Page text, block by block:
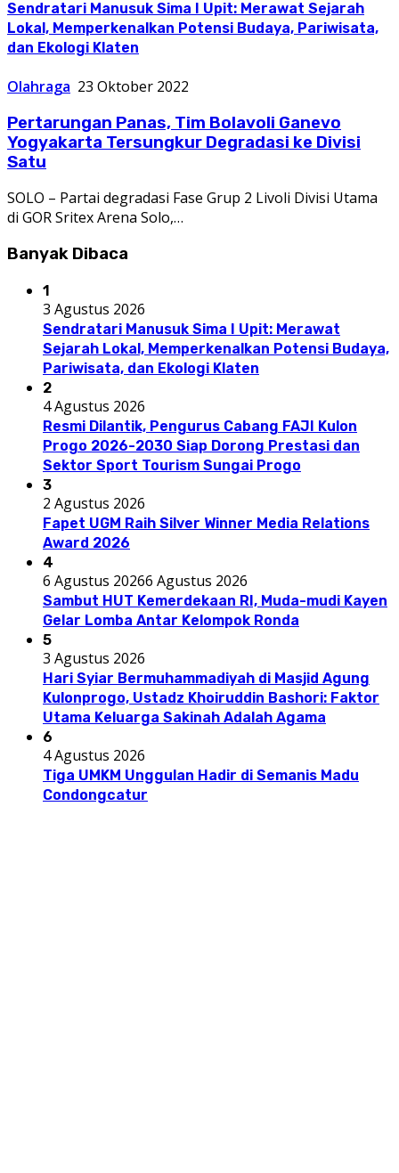
Sendratari Manusuk Sima I Upit: Merawat Sejarah
Lokal, Memperkenalkan Potensi Budaya, Pariwisata,
dan Ekologi Klaten
Olahraga 23 Oktober 2022
Pertarungan Panas, Tim Bolavoli Ganevo
Yogyakarta Tersungkur Degradasi ke Divisi
Satu
SOLO – Partai degradasi Fase Grup 2 Livoli Divisi Utama
di GOR Sritex Arena Solo,…
Banyak Dibaca
1
3 Agustus 2026
Sendratari Manusuk Sima I Upit: Merawat
Sejarah Lokal, Memperkenalkan Potensi Budaya,
Pariwisata, dan Ekologi Klaten
2
4 Agustus 2026
Resmi Dilantik, Pengurus Cabang FAJI Kulon
Progo 2026-2030 Siap Dorong Prestasi dan
Sektor Sport Tourism Sungai Progo
3
2 Agustus 2026
Fapet UGM Raih Silver Winner Media Relations
Award 2026
4
6 Agustus 20266 Agustus 2026
Sambut HUT Kemerdekaan RI, Muda-mudi Kayen
Gelar Lomba Antar Kelompok Ronda
5
3 Agustus 2026
Hari Syiar Bermuhammadiyah di Masjid Agung
Kulonprogo, Ustadz Khoiruddin Bashori: Faktor
Utama Keluarga Sakinah Adalah Agama
6
4 Agustus 2026
Tiga UMKM Unggulan Hadir di Semanis Madu
Condongcatur